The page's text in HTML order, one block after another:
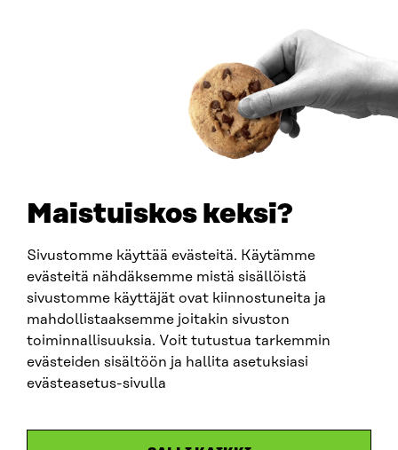
Maistuiskos keksi?
Sivustomme käyttää evästeitä. Käytämme
evästeitä nähdäksemme mistä sisällöistä
sivustomme käyttäjät ovat kiinnostuneita ja
mahdollistaaksemme joitakin sivuston
toiminnallisuuksia. Voit tutustua tarkemmin
evästeiden sisältöön ja hallita asetuksiasi
evästeasetus-sivulla
SITRA SOSIAALISESSA MEDIASSA
LinkedIn
Instagram
YouTube